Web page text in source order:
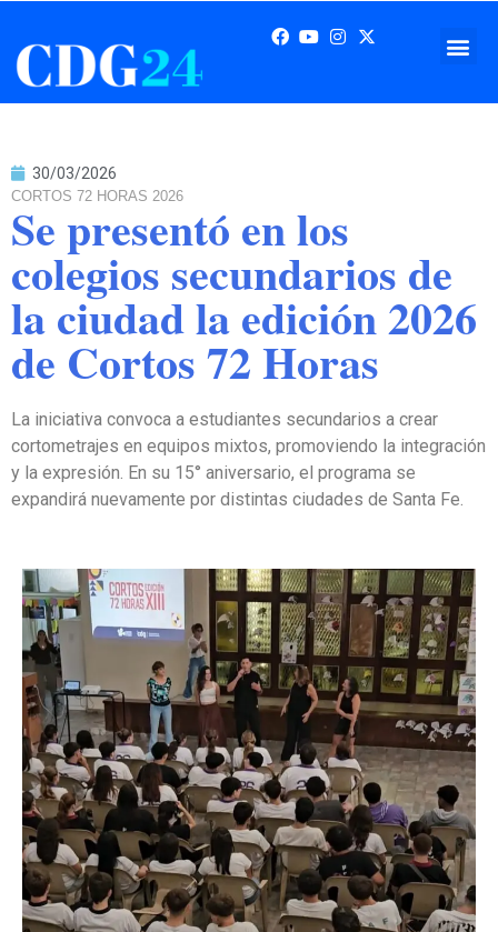
30/03/2026
CORTOS 72 HORAS 2026
Se presentó en los
colegios secundarios de
la ciudad la edición 2026
de Cortos 72 Horas
La iniciativa convoca a estudiantes secundarios a crear
cortometrajes en equipos mixtos, promoviendo la integración
y la expresión. En su 15° aniversario, el programa se
expandirá nuevamente por distintas ciudades de Santa Fe.